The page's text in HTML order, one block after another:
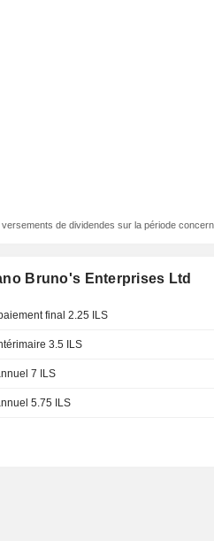
de dividendes sur la période
Bruno's Enterprises Ltd
final 2.25 ILS
3.5 ILS
7 ILS
5.75 ILS